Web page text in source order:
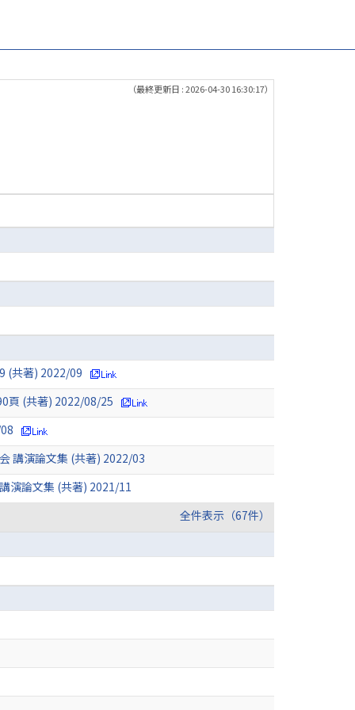
（最終更新日 : 2026-04-30 16:30:17）
(共著) 2022/09
頁 (共著) 2022/08/25
講演論文集 (共著) 2022/03
演論文集 (共著) 2021/11
全件表示（67件）